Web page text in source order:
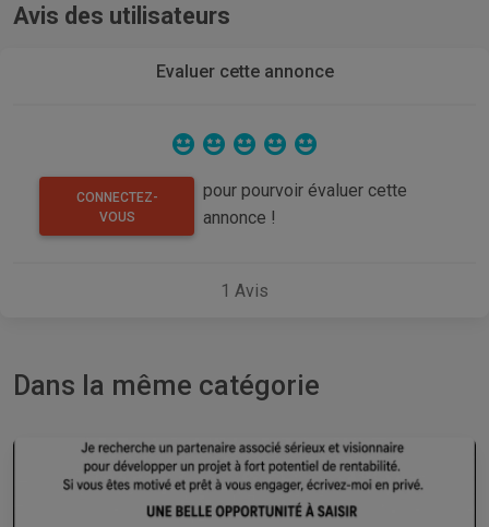
Avis des utilisateurs
Evaluer cette annonce
CONNECTEZ-
VOUS
pour pourvoir évaluer cette
annonce !
1 Avis
Dans la même catégorie